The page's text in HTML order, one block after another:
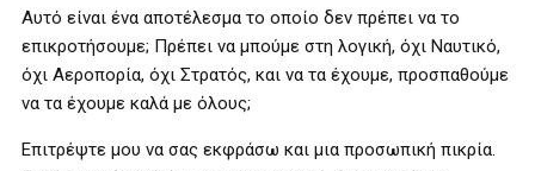
Αυτό είναι ένα αποτέλεσμα το οποίο δεν πρέπει να το
επικροτήσουμε; Πρέπει να μπούμε στη λογική, όχι Ναυτικό,
όχι Αεροπορία, όχι Στρατός, και να τα έχουμε, προσπαθούμε
να τα έχουμε καλά με όλους;
Επιτρέψτε μου να σας εκφράσω και μια προσωπική πικρία.